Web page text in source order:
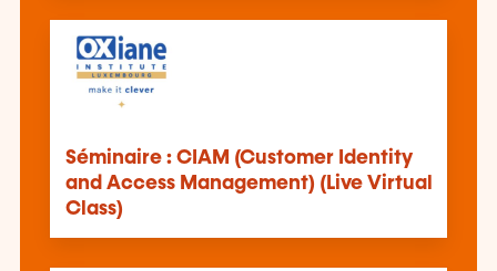
Séminaire : CIAM (Customer Identity
and Access Management) (Live Virtual
Class)